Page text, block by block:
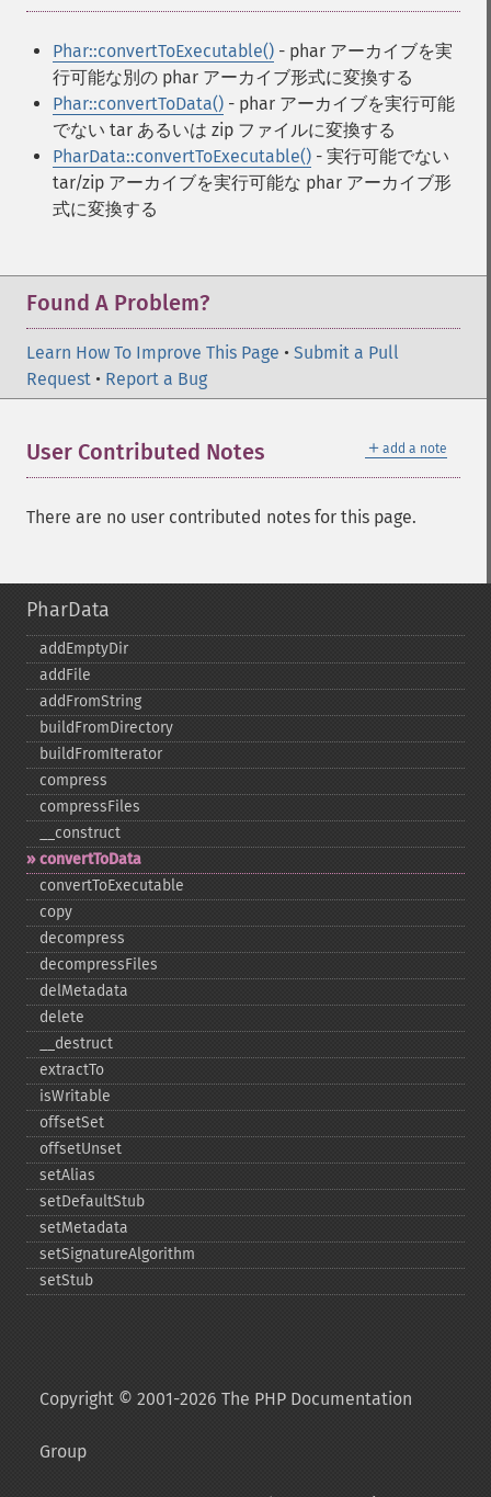
Phar::convertToExecutable() - phar アーカイブを実
行可能な別の phar アーカイブ形式に変換する
Phar::convertToData() - phar アーカイブを実行可能
でない tar あるいは zip ファイルに変換する
PharData::convertToExecutable() - 実行可能でない
tar/zip アーカイブを実行可能な phar アーカイブ形
式に変換する
Found A Problem?
Learn How To Improve This Page • Submit a Pull
Request • Report a Bug
＋ add a note
User Contributed Notes
There are no user contributed notes for this page.
PharData
addEmptyDir
addFile
addFromString
buildFromDirectory
buildFromIterator
compress
compressFiles
_​_​construct
convertToData
convertToExecutable
copy
decompress
decompressFiles
delMetadata
delete
_​_​destruct
extractTo
isWritable
offsetSet
offsetUnset
setAlias
setDefaultStub
setMetadata
setSignatureAlgorithm
setStub
Copyright © 2001-2026 The PHP Documentation
Group